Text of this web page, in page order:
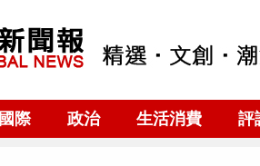
國際 政治 生活消費 評